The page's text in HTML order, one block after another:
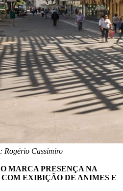
Rogério Cassimiro
MARCA PRESENÇA NA
EXIBIÇÃO DE ANIMES E